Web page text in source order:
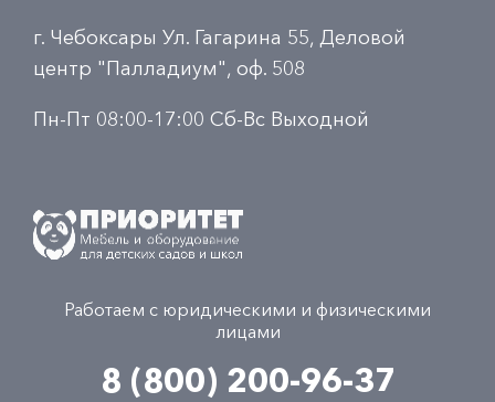
г. Чебоксары Ул. Гагарина 55, Деловой
центр "Палладиум", оф. 508
Пн-Пт 08:00-17:00 Сб-Вс Выходной
Работаем с юридическими и физическими
лицами
8 (800) 200-96-37